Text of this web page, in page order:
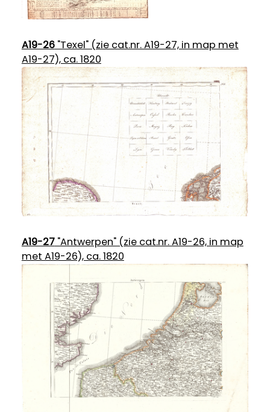
A19-26"Texel" (zie cat.nr. A19-27, in map met
A19-27), ca. 1820
A19-27"Antwerpen" (zie cat.nr. A19-26, in map
met A19-26), ca. 1820